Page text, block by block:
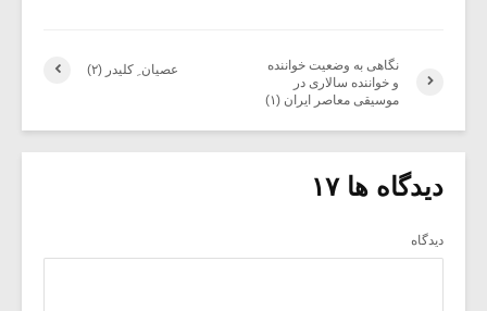
عصیان ِ کلیدر (۲)
نگاهی به وضعیت خواننده
و خواننده سالاری در
موسیقی معاصر ایران (۱)
دیدگاه ها ۱۷
دیدگاه